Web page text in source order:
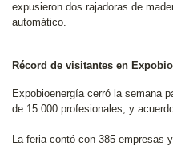
expusieron dos rajadoras de
automático.
Récord de visitantes en
Expobioenergía cerró la semana
de 15.000 profesionales, y
La feria contó con 385 empresas